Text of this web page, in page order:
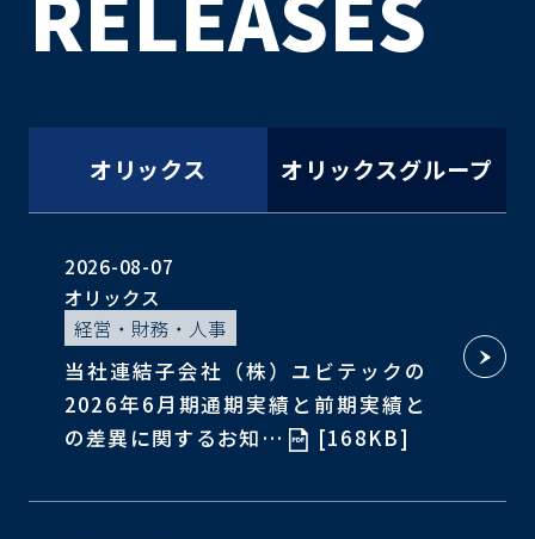
オリックス オリックスグループ
2026-08-07
オリックス
経営・財務・人事
当社連結子会社（株）ユビテックの
2026年6月期通期実績と前期実績と
の差異に関するお知…
[168KB]